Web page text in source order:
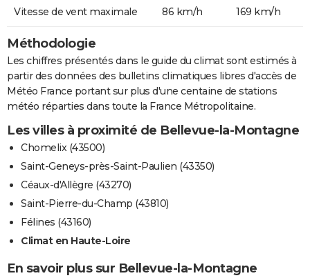
Vitesse de vent maximale 86 km/h 169 km/h
Méthodologie
Les chiffres présentés dans le guide du climat sont estimés à
partir des données des bulletins climatiques libres d'accès de
Météo France portant sur plus d'une centaine de stations
météo réparties dans toute la France Métropolitaine.
Les villes à proximité de Bellevue-la-Montagne
Chomelix (43500)
Saint-Geneys-près-Saint-Paulien (43350)
Céaux-d'Allègre (43270)
Saint-Pierre-du-Champ (43810)
Félines (43160)
Climat en Haute-Loire
En savoir plus sur Bellevue-la-Montagne